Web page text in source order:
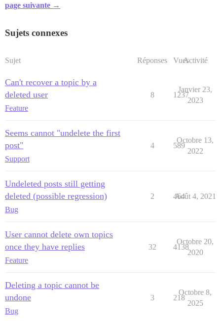
page suivante →
Sujets connexes
Sujet Réponses VuesActivité
Can't recover a topic by a
deleted user
Feature
8 1237
Janvier 23,
2023
Seems cannot "undelete the first
post"
Support
4 589
Octobre 13,
2022
Undeleted posts still getting
deleted (possible regression)
Bug
2 464
Août 4, 2021
User cannot delete own topics
once they have replies
Feature
32 4138
Octobre 20,
2020
Deleting a topic cannot be
undone
Bug
3 218
Octobre 8,
2025